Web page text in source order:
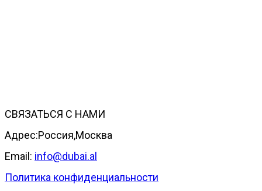
СВЯЗАТЬСЯ С НАМИ
Адрес:Россия,Москва
Email: info@dubai.al
Политика конфиденциальности